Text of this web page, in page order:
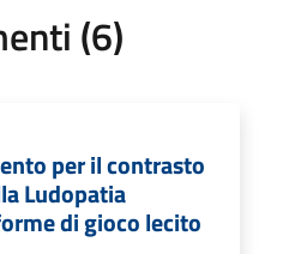
(6)
per il contrasto
Ludopatia
di gioco lecito